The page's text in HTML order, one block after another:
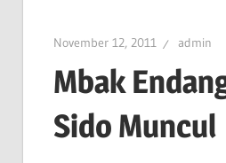
November 12, 2011 admin
Mbak
Sido Muncul